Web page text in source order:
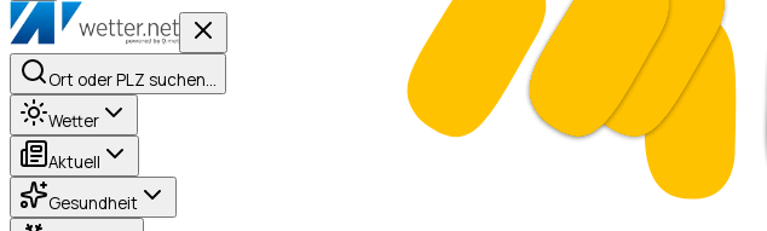
Ort oder PLZ suchen…
Wetter
Aktuell
Gesundheit